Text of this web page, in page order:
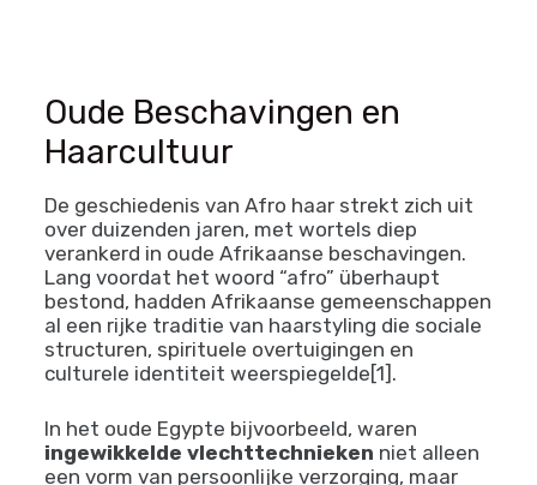
Oude Beschavingen en
Haarcultuur
De geschiedenis van Afro haar strekt zich uit
over duizenden jaren, met wortels diep
verankerd in oude Afrikaanse beschavingen.
bestond, hadden Afrikaanse gemeenschappen
al een rijke traditie van haarstyling die sociale
structuren, spirituele overtuigingen en